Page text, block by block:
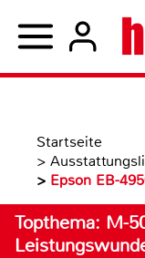
Startseite
>
> Epson EB-
Topthema: M-